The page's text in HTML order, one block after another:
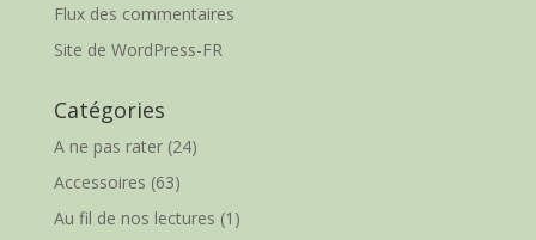
Flux des commentaires
Site de WordPress-FR
Catégories
A ne pas rater(24)
Accessoires (63)
Au fil de nos lectures (1)